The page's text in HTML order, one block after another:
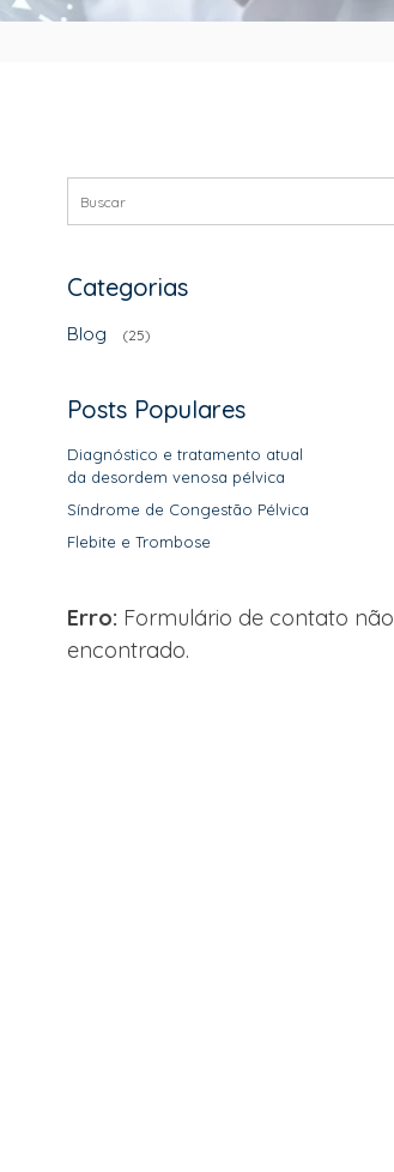
Categorias
Blog (25)
Posts Populares
Diagnóstico e tratamento atual
da desordem venosa pélvica
Síndrome de Congestão Pélvica
Flebite e Trombose
Erro: Formulário de contato não
encontrado.